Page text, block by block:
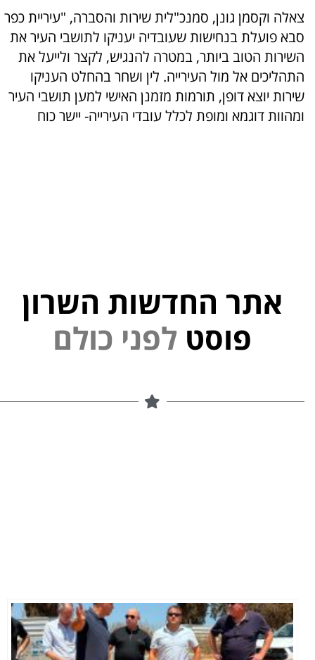
צאלה וקסמן גונן, סמנכ"לית שירות והסברה, "עיריית כפר
סבא פועלת בנחישות שעובדיה יעניקו לתושבי העיר את
השירות הטוב ביותר, במטרה להנגיש, לקצר ולייעל את
התהליכים אל מול העירייה. לין ושחר בהחלט העניקו
שירות יוצא דופן, תורמות מזמנן האישי למען תושבי העיר
ומהוות דוגמא ומופת לכלל עובדי העירייה- יישר כוח
אתר החדשות השרון
פוסט
כ לם פ